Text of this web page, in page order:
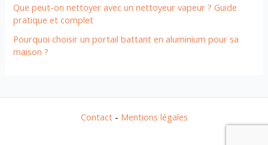
Que peut-on nettoyer avec un nettoyeur vapeur ? Guide
pratique et complet
Pourquoi choisir un portail battant en aluminium pour sa
maison ?
Contact- Mentions légales